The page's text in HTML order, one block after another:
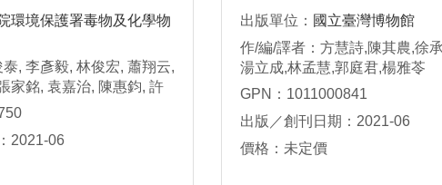
環境保護署毒物及化學物
, 李彥毅, 林俊宏, 蕭翔云,
家銘, 袁嘉治, 陳惠鈞, 許
婷, 葉宜昀, 陳怡安, 葉沛
嘉欣, 哈元圓, 盧素如, 林
宜, 齊慕凡
2021-06
出版單位： 國立臺灣博物館
作/編/譯者：方慧詩,陳其農,徐
湯立成,林孟慧,郭庭君,楊雅苓
GPN：1011000841
出版／創刊日期：2021-06
價格：未定價